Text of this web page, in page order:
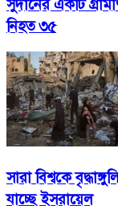
সুদানের একটি
নিহত ৩৫
সারা বিশ্বকে
যাচ্ছে ইসরায়েল